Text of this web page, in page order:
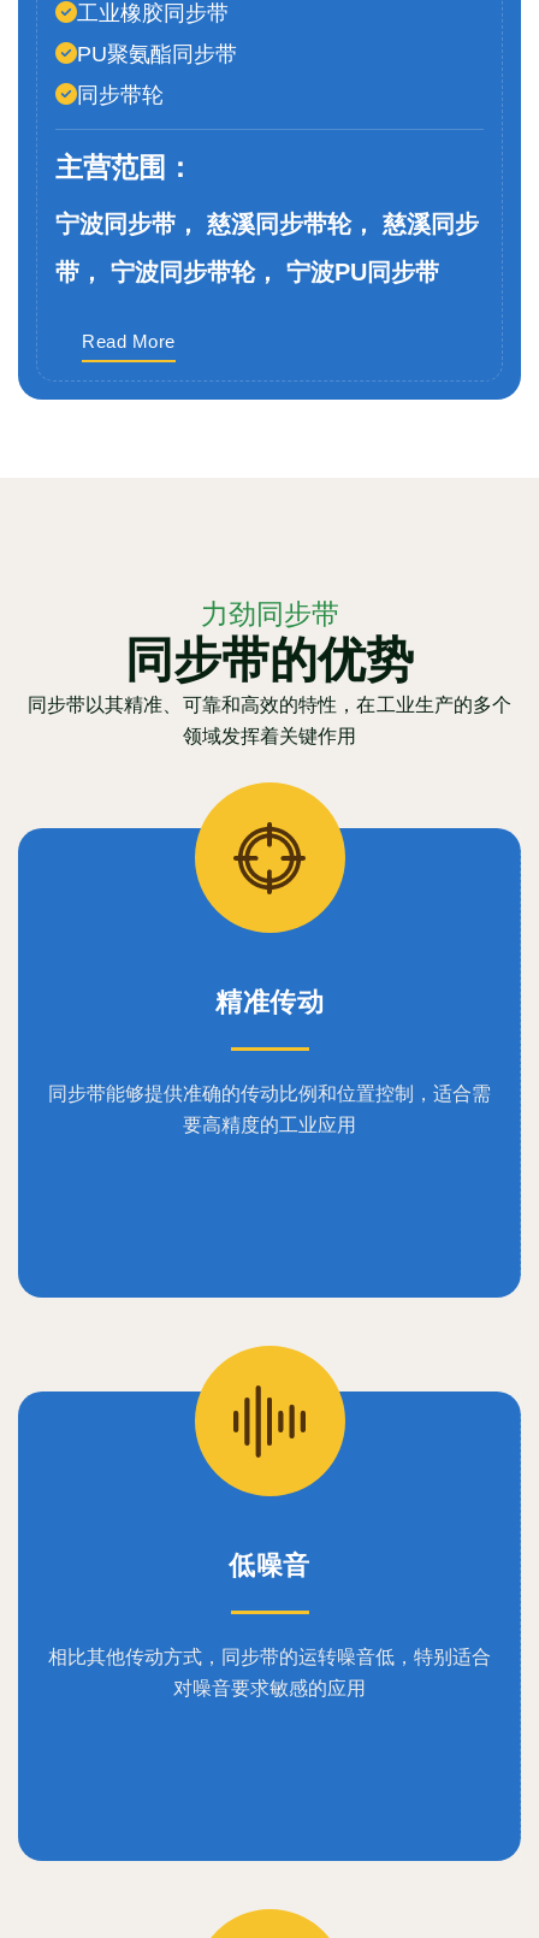
工业橡胶同步带
PU聚氨酯同步带
同步带轮
主营范围：
宁波同步带， 慈溪同步带轮， 慈溪同步
带， 宁波同步带轮， 宁波PU同步带
Read More
力劲同步带
同步带的优势
同步带以其精准、可靠和高效的特性，在工业生产的多个
领域发挥着关键作用
精准传动
同步带能够提供准确的传动比例和位置控制，适合需
要高精度的工业应用
低噪音
相比其他传动方式，同步带的运转噪音低，特别适合
对噪音要求敏感的应用